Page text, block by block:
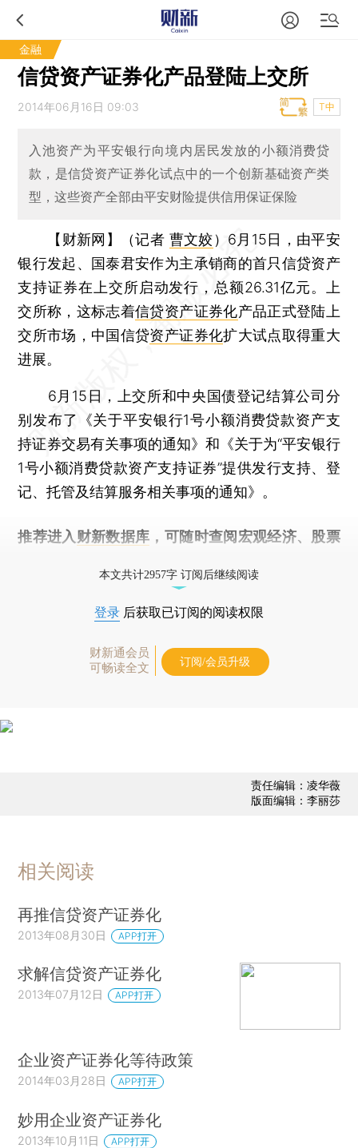
金融
信贷资产证券化产品登陆上交所
2014年06月16日 09:03 T中
入池资产为平安银行向境内居民发放的小额消费贷
款，是信贷资产证券化试点中的一个创新基础资产类
型，这些资产全部由平安财险提供信用保证保险
【财新网】（记者 曹文姣） 6月15日，由平安
银行发起、国泰君安作为主承销商的首只信贷资产
支持证券在上交所启动发行，总额26.31亿元。上
交所称，这标志着信贷资产证券化产品正式登陆上
交所市场，中国信贷资产证券化扩大试点取得重大
进展。
6月15日，上交所和中央国债登记结算公司分
别发布了《关于平安银行1号小额消费贷款资产支
持证券交易有关事项的通知》和《关于为“平安银行
1号小额消费贷款资产支持证券”提供发行支持、登
记、托管及结算服务相关事项的通知》。
推荐进入 财新数据库 ，可随时查阅宏观经济、股票
本文共计2957字 订阅后继续阅读
登录 后获取已订阅的阅读权限
财新通会员
可畅读全文
订阅/会员升级
责任编辑：凌华薇
版面编辑：李丽莎
相关阅读
再推信贷资产证券化
2013年08月30日 APP打开
求解信贷资产证券化
2013年07月12日 APP打开
企业资产证券化等待政策
2014年03月28日 APP打开
妙用企业资产证券化
2013年10月11日 APP打开